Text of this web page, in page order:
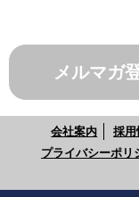
メルマガ
会社案内 採用
プライバシーポリ